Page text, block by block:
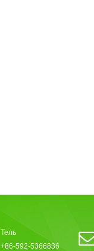
Тель
+86-592-5366836